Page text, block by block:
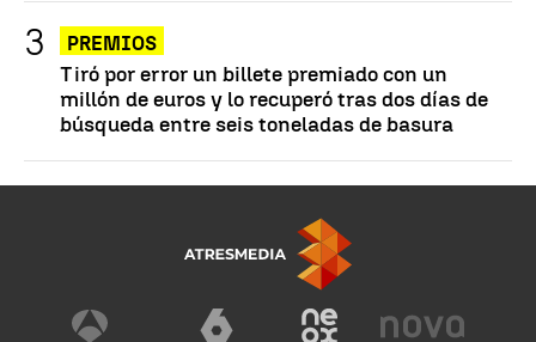
PREMIOS
Tiró por error un billete premiado con un
millón de euros y lo recuperó tras dos días de
búsqueda entre seis toneladas de basura